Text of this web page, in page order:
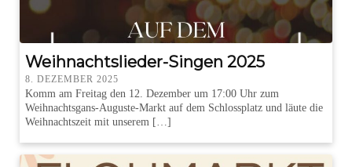
Weihnachtslieder-Singen 2025
8. DEZEMBER 2025
Komm am Freitag den 12. Dezember um 17:00 Uhr zum
Weihnachtsgans-Auguste-Markt auf dem Schlossplatz und läute die
Weihnachtszeit mit unserem […]